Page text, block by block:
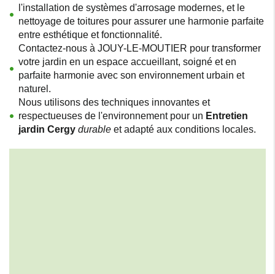
l'installation de systèmes d'arrosage modernes, et le
nettoyage de toitures pour assurer une harmonie parfaite
entre esthétique et fonctionnalité.
Contactez-nous à JOUY-LE-MOUTIER pour transformer
votre jardin en un espace accueillant, soigné et en
parfaite harmonie avec son environnement urbain et
naturel.
Nous utilisons des techniques innovantes et
respectueuses de l'environnement pour un Entretien
jardin Cergy durable et adapté aux conditions locales.